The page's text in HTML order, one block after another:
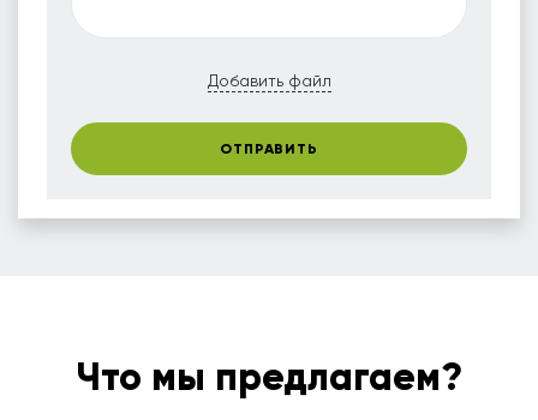
Добавить файл
ОТПРАВИТЬ
Что мы предлагаем?